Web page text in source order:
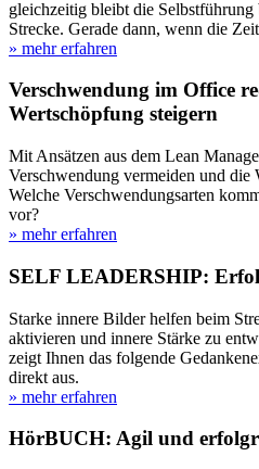
gleichzeitig bleibt die
Strecke. Gerade dann, wenn die
» mehr erfahren
Verschwendung im Office
Wertschöpfung steigern
Mit Ansätzen aus dem Lean
Verschwendung vermeiden und die
Welche Verschwendungsarten
vor?
» mehr erfahren
SELF LEADERSHIP:
Starke innere Bilder helfen beim
aktivieren und innere Stärke zu
zeigt Ihnen das folgende
direkt aus.
» mehr erfahren
HörBUCH: Agil und